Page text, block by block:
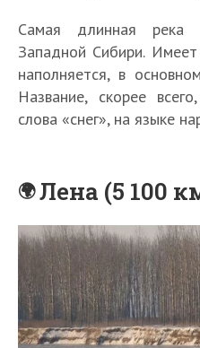
Самая длинная река
Западной Сибири.
наполняется, в
Название, скорее
слова «снег», на языке
Лена (5 100